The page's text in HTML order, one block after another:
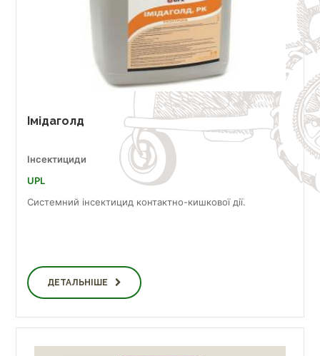
Імідаголд
Інсектициди
UPL
Системний iнсектицид контактно-кишкової дiї.
ДЕТАЛЬНІШЕ